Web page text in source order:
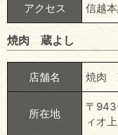
アクセス 信越
焼肉 蔵よし
店舗名 焼肉
所在地
〒
ィオ